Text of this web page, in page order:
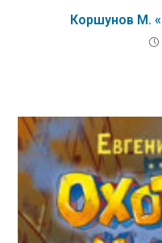
Коршунов М.